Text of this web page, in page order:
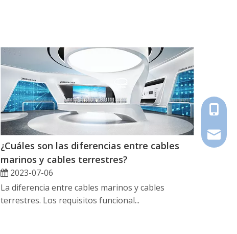
¿Cuáles son las diferencias entre cables
marinos y cables terrestres?
2023-07-06
La diferencia entre cables marinos y cables
terrestres. Los requisitos funcional...
+86-